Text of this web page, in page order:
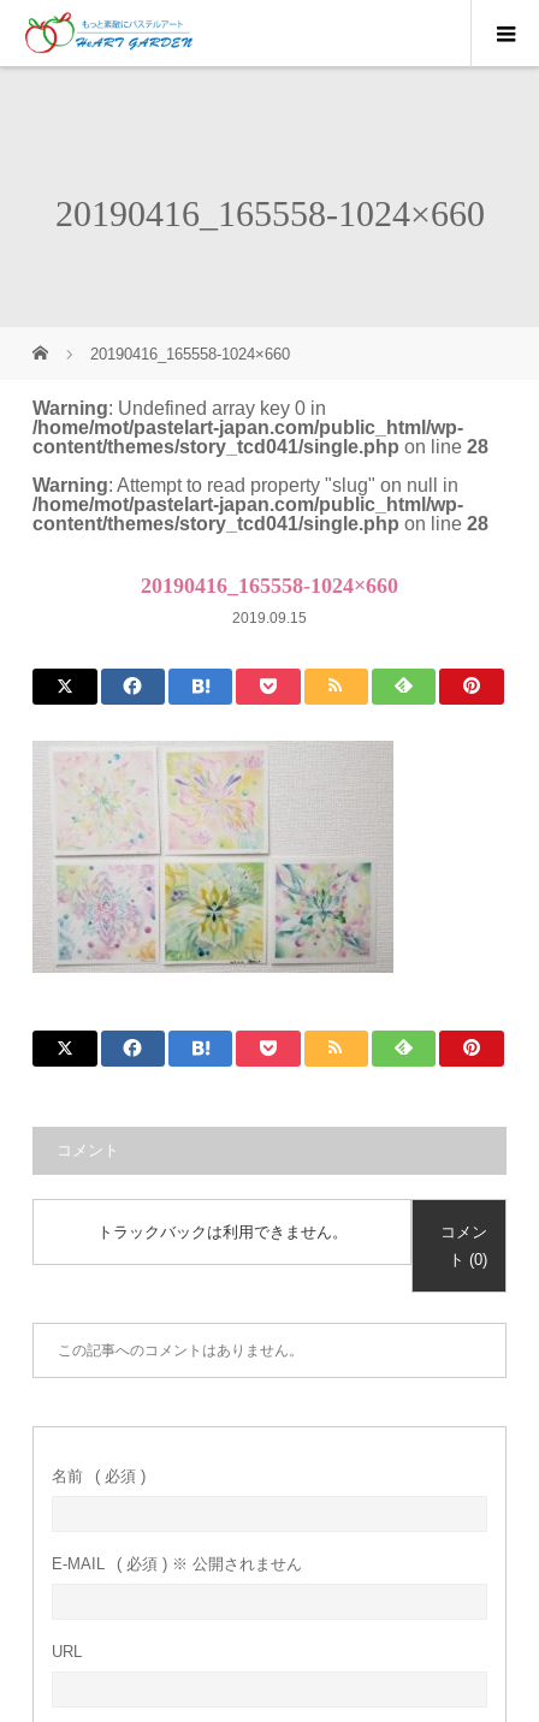
20190416_165558-1024×660
20190416_165558-1024×660
Warning: Undefined array key 0 in
/home/mot/pastelart-japan.com/public_html/wp-
content/themes/story_tcd041/single.php on line28
Warning: Attempt to read property "slug" on null in
/home/mot/pastelart-japan.com/public_html/wp-
content/themes/story_tcd041/single.php on line28
20190416_165558-1024×660
2019.09.15
コメント
トラックバックは利用できません。
コメン
ト (0)
この記事へのコメントはありません。
名前 ( 必須 )
E-MAIL ( 必須 ) ※ 公開されません
URL